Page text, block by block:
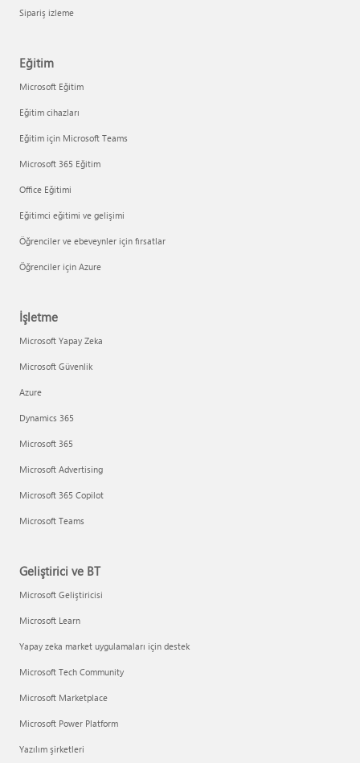
Sipariş izleme
Eğitim
Microsoft Eğitim
Eğitim cihazları
Eğitim için Microsoft Teams
Microsoft 365 Eğitim
Office Eğitimi
Eğitimci eğitimi ve gelişimi
Öğrenciler ve ebeveynler için fırsatlar
Öğrenciler için Azure
İşletme
Microsoft Yapay Zeka
Microsoft Güvenlik
Azure
Dynamics 365
Microsoft 365
Microsoft Advertising
Microsoft 365 Copilot
Microsoft Teams
Geliştirici ve BT
Microsoft Geliştiricisi
Microsoft Learn
Yapay zeka market uygulamaları için destek
Microsoft Tech Community
Microsoft Marketplace
Microsoft Power Platform
Yazılım şirketleri